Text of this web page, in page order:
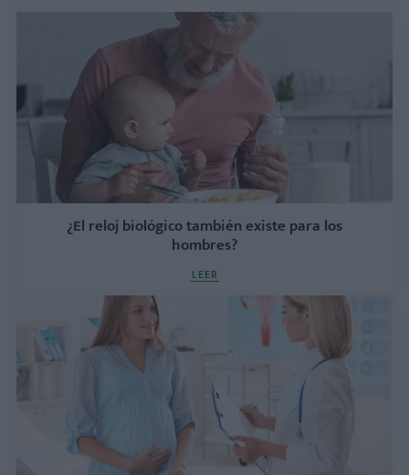
¿El reloj biológico también existe para los
hombres?
LEER